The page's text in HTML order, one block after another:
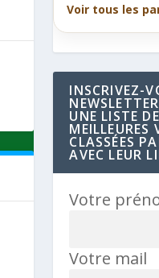
Voir tous les
INSCRIVEZ-
UNE LISTE
MEILLEURES
CLASSÉES
AVEC LEUR
Votre
Votre mail